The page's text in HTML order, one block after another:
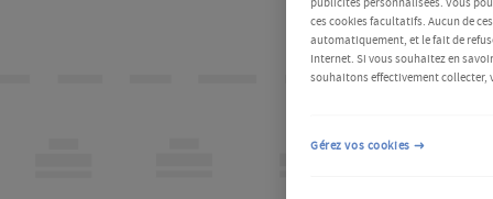
ces cookies facultatifs. Aucun de
automatiquement, et le fait de
Internet. Si vous souhaitez en
souhaitons effectivement collecter,
Gérez vos cookies